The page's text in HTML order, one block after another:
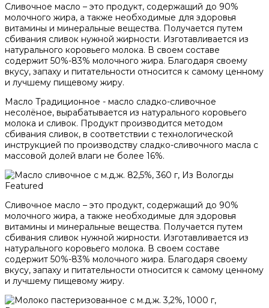
Сливочное масло – это продукт, содержащий до 90%
молочного жира, а также необходимые для здоровья
витамины и минеральные вещества. Получается путем
сбивания сливок нужной жирности. Изготавливается из
натурального коровьего молока. В своем составе
содержит 50%-83% молочного жира. Благодаря своему
вкусу, запаху и питательности относится к самому ценному
и лучшему пищевому жиру.
Масло Традиционное - масло сладко-сливочное
несолёное, вырабатывается из натурального коровьего
молока и сливок. Продукт производится методом
сбивания сливок, в соответствии с технологической
инструкцией по производству сладко-сливочного масла с
массовой долей влаги не более 16%.
Featured
Сливочное масло – это продукт, содержащий до 90%
молочного жира, а также необходимые для здоровья
витамины и минеральные вещества. Получается путем
сбивания сливок нужной жирности. Изготавливается из
натурального коровьего молока. В своем составе
содержит 50%-83% молочного жира. Благодаря своему
вкусу, запаху и питательности относится к самому ценному
и лучшему пищевому жиру.